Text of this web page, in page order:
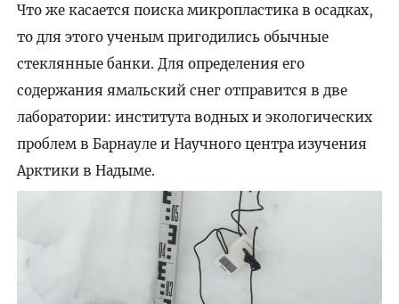
Что же касается поиска микропластика в осадках,
то для этого ученым пригодились обычные
стеклянные банки. Для определения его
содержания ямальский снег отправится в две
лаборатории: института водных и экологических
проблем в Барнауле и Научного центра изучения
Арктики в Надыме.